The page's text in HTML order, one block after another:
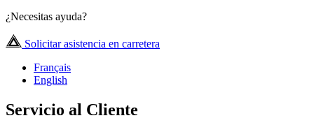
¿Necesitas ayuda?
Solicitar asistencia en carretera
Français
English
Servicio al Cliente